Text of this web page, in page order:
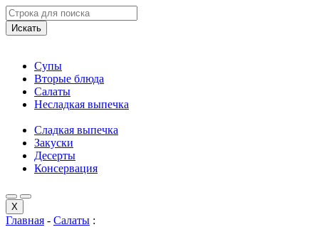
Искать
Супы
Вторые блюда
Салаты
Несладкая выпечка
Сладкая выпечка
Закуски
Десерты
Консервация
X
Главная - Салаты :